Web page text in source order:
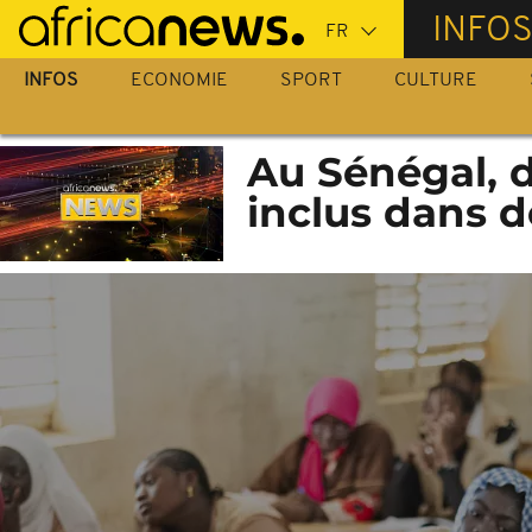
Passer
au
contenu
INFOS
INFOS ECONOMIE SPORT CULTURE
Au Sénégal,
inclus dans